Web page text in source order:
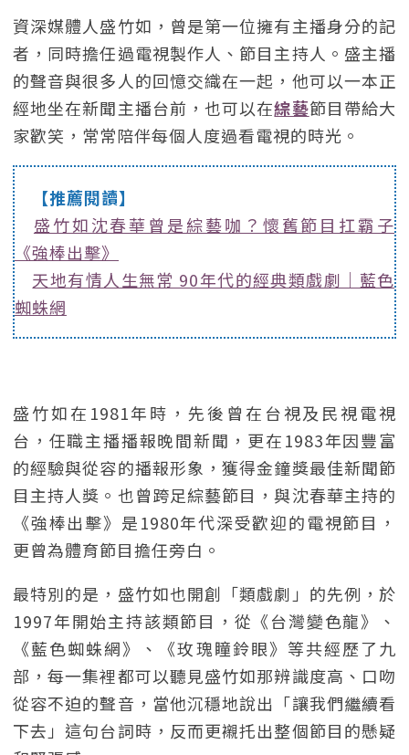
資深媒體人盛竹如，曾是第一位擁有主播身分的記
者，同時擔任過電視製作人、節目主持人。盛主播
的聲音與很多人的回憶交織在一起，他可以一本正
經地坐在新聞主播台前，也可以在綜藝節目帶給大
家歡笑，常常陪伴每個人度過看電視的時光。
【推薦閱讀】
盛竹如沈春華曾是綜藝咖？懷舊節目扛霸子
《強棒出擊》
天地有情人生無常 90年代的經典類戲劇｜藍色
蜘蛛網
盛竹如在1981年時，先後曾在台視及民視電視
台，任職主播播報晚間新聞，更在1983年因豐富
的經驗與從容的播報形象，獲得金鐘獎最佳新聞節
目主持人獎。也曾跨足綜藝節目，與沈春華主持的
《強棒出擊》是1980年代深受歡迎的電視節目，
更曾為體育節目擔任旁白。
最特別的是，盛竹如也開創「類戲劇」的先例，於
1997年開始主持該類節目，從《台灣變色龍》、
《藍色蜘蛛網》、《玫瑰瞳鈴眼》等共經歷了九
部，每一集裡都可以聽見盛竹如那辨識度高、口吻
從容不迫的聲音，當他沉穩地說出「讓我們繼續看
下去」這句台詞時，反而更襯托出整個節目的懸疑